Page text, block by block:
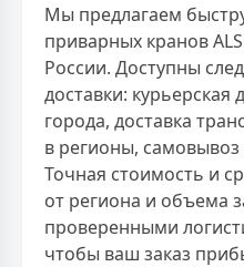
Мы предлагаем
приварных кранов
России. Доступны
доставки: курьерская
города, доставка
в регионы, самовывоз
Точная стоимость и
от региона и объема
проверенными
чтобы ваш заказ